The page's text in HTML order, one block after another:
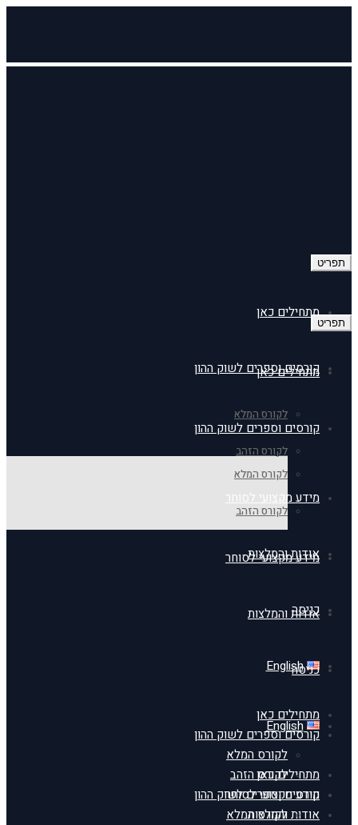
תפריט
מתחילים כאן
קורסים וספרים לשוק ההון
לקורס המלא
לקורס הזהב
מידע מקצועי לסוחר
אודות והמלצות
כניסה
English
מתחילים כאן
קורסים וספרים לשוק ההון
לקורס המלא
לקורס הזהב
מידע מקצועי לסוחר
אודות והמלצות
תפריט
מתחילים כאן
קורסים וספרים לשוק ההון
לקורס המלא
לקורס הזהב
מידע מקצועי לסוחר
אודות והמלצות
כניסה
English
מתחילים כאן
קורסים וספרים לשוק ההון
לקורס המלא